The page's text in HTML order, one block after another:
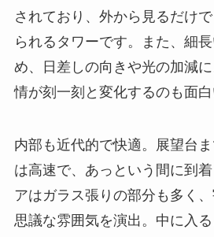
されており、外から見るだけ
られるタワーです。また、細
め、日差しの向きや光の加減
情が刻一刻と変化するのも面白
内部も近代的で快適。展望台
は高速で、あっという間に到
アはガラス張りの部分も多く
思議な雰囲気を演出。中に入